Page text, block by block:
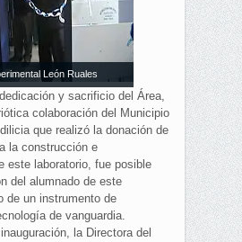
León Ruales
y sacrificio del Área,
colaboración del Municipio
que realizó la donación de
la construcción e
este laboratorio, fue posible
del alumnado de este
de un instrumento de
de vanguardia.
la Directora del